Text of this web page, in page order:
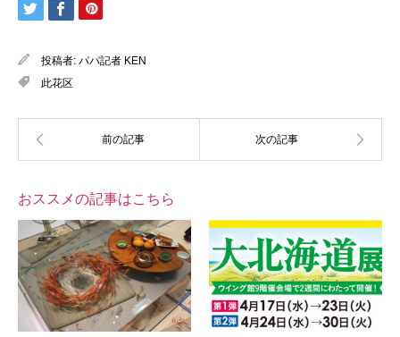
投稿者: パパ記者 KEN
此花区
おススメの記事はこちら